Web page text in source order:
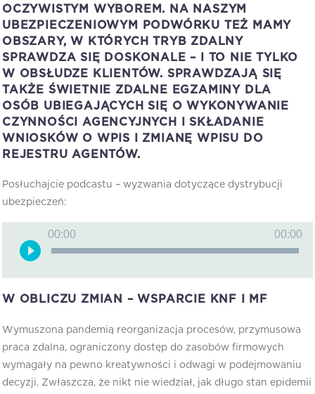
OCZYWISTYM WYBOREM. NA NASZYM
UBEZPIECZENIOWYM PODWÓRKU TEŻ MAMY
OBSZARY, W KTÓRYCH TRYB ZDALNY
SPRAWDZA SIĘ DOSKONALE – I TO NIE TYLKO
W OBSŁUDZE KLIENTÓW. SPRAWDZAJĄ SIĘ
TAKŻE ŚWIETNIE ZDALNE EGZAMINY DLA
OSÓB UBIEGAJĄCYCH SIĘ O WYKONYWANIE
CZYNNOŚCI AGENCYJNYCH I SKŁADANIE
WNIOSKÓW O WPIS I ZMIANĘ WPISU DO
REJESTRU AGENTÓW.
Posłuchajcie podcastu – wyzwania dotyczące dystrybucji
ubezpieczeń:
Odtwarzacz
plików
dźwiękowych
00:00 00:00
W OBLICZU ZMIAN – WSPARCIE KNF I MF
Wymuszona pandemią reorganizacja procesów, przymusowa
praca zdalna, ograniczony dostęp do zasobów firmowych
wymagały na pewno kreatywności i odwagi w podejmowaniu
decyzji. Zwłaszcza, że nikt nie wiedział, jak długo stan epidemii